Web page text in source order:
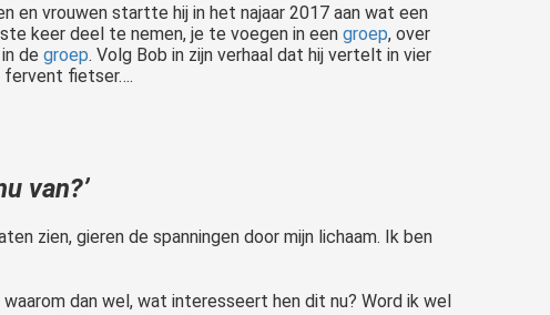
en vrouwen startte hij in het najaar 2017 aan wat een
keer deel te nemen, je te voegen in een groep, over
de groep. Volg Bob in zijn verhaal dat hij vertelt in vier
fervent fietser….
van?’
zien, gieren de spanningen door mijn lichaam. Ik ben
dan wel, wat interesseert hen dit nu? Word ik wel